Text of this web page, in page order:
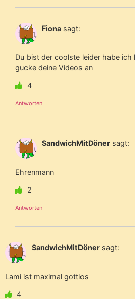
Fiona sagt:
Du bist der coolste leider habe
gucke deine Videos an
4
Antworten
SandwichMitDöner sagt:
Ehrenmann
2
Antworten
SandwichMitDöner sagt:
Lami ist maximal gottlos
4